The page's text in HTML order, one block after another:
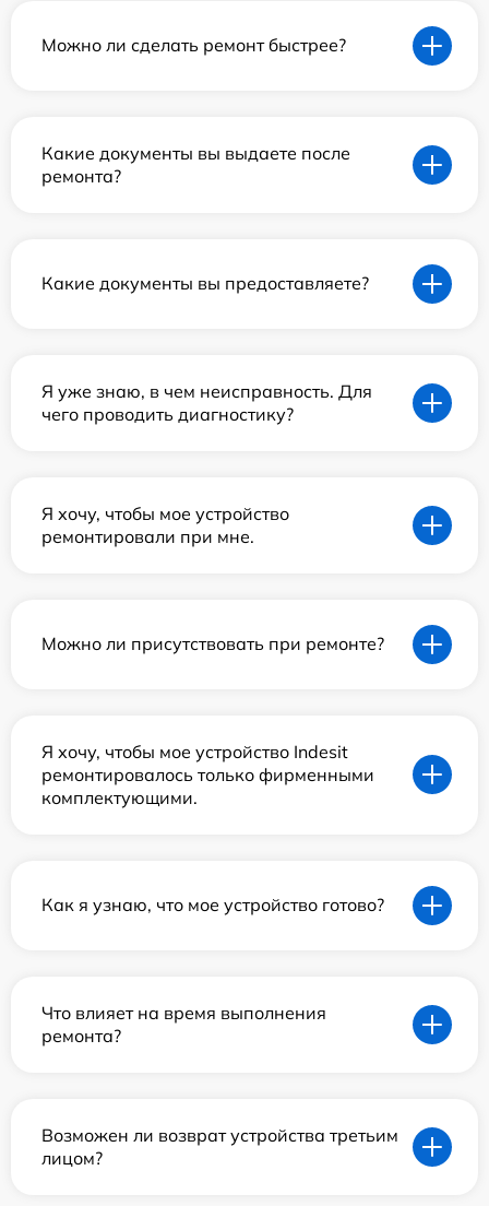
Можно ли сделать ремонт быстрее?
Какие документы вы выдаете после
ремонта?
Какие документы вы предоставляете?
Я уже знаю, в чем неисправность. Для
чего проводить диагностику?
Я хочу, чтобы мое устройство
ремонтировали при мне.
Можно ли присутствовать при ремонте?
Я хочу, чтобы мое устройство Indesit
ремонтировалось только фирменными
комплектующими.
Как я узнаю, что мое устройство готово?
Что влияет на время выполнения
ремонта?
Возможен ли возврат устройства третьим
лицом?